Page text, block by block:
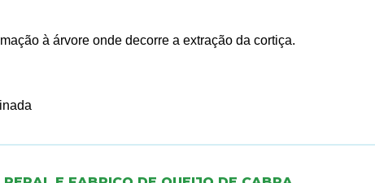
à árvore onde decorre a extração da cortiça.